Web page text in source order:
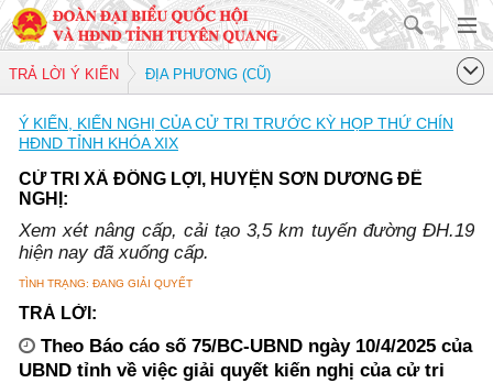
TRẢ LỜI Ý KIẾN ĐỊA PHƯƠNG (CŨ)
Ý KIẾN, KIẾN NGHỊ CỦA CỬ TRI TRƯỚC KỲ HỌP THỨ CHÍN
HĐND TỈNH KHÓA XIX
CỬ TRI XÃ ĐÔNG LỢI, HUYỆN SƠN DƯƠNG ĐỀ
NGHỊ:
Xem xét nâng cấp, cải tạo 3,5 km tuyến đường ĐH.19
hiện nay đã xuống cấp.
TÌNH TRẠNG: ĐANG GIẢI QUYẾT
TRẢ LỜI:
Theo Báo cáo số 75/BC-UBND ngày 10/4/2025 của
UBND tỉnh về việc giải quyết kiến nghị của cử tri